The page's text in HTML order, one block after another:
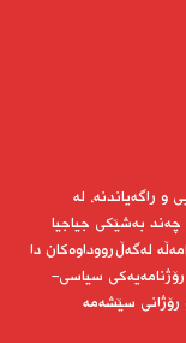
راگەیاندنە، لە
لە چەند بەشێكی جیاجیا
لەگەڵ رووداوەكان دا
سیاسی-
رۆژانی سێشەمە